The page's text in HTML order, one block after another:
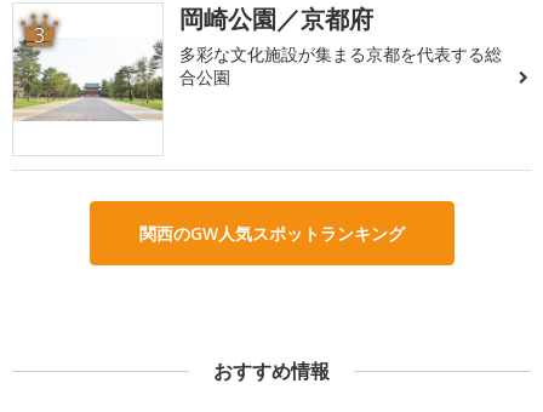
3 岡崎公園／京都府
多彩な文化施設が集まる京都を代表する総
合公園
関西のGW人気スポットランキング
おすすめ情報